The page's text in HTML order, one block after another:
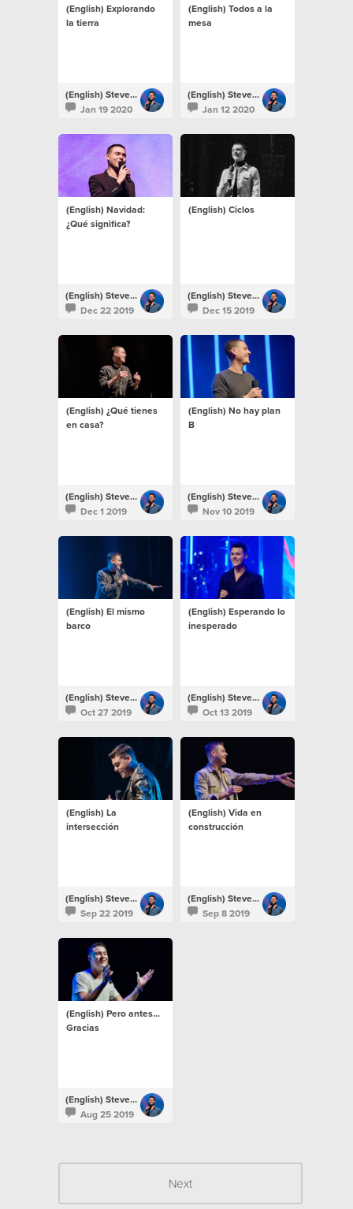
(English) Explorando
la tierra
(English) Steven Richards
Jan 19 2020
(English) Todos a la
mesa
(English) Steven Richards
Jan 12 2020
(English) Navidad:
¿Qué significa?
(English) Steven Richards
Dec 22 2019
(English) Ciclos
(English) Steven Richards
Dec 15 2019
(English) ¿Qué tienes
en casa?
(English) Steven Richards
Dec 1 2019
(English) No hay plan
B
(English) Steven Richards
Nov 10 2019
(English) El mismo
barco
(English) Steven Richards
Oct 27 2019
(English) Esperando lo
inesperado
(English) Steven Richards
Oct 13 2019
(English) La
intersección
(English) Steven Richards
Sep 22 2019
(English) Vida en
construcción
(English) Steven Richards
Sep 8 2019
(English) Pero antes...
Gracias
(English) Steven Richards
Aug 25 2019
Next